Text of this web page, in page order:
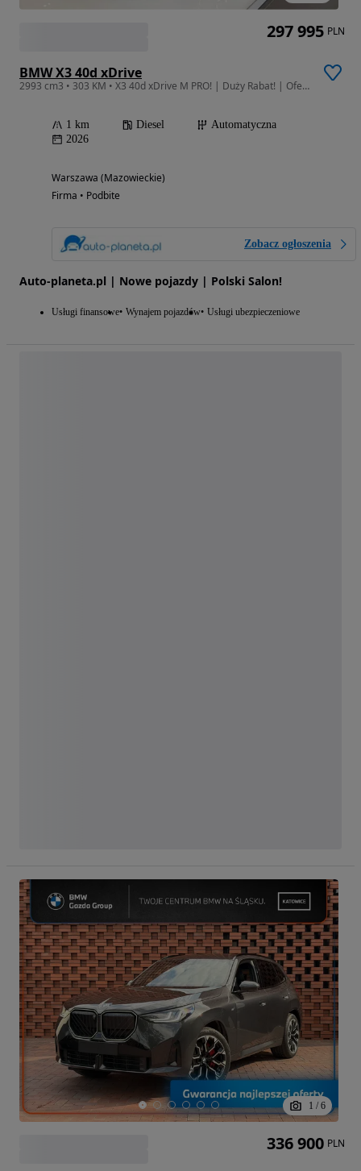
BMW X3 40d xDrive
2993 cm3 • 303 KM • X3 40d xDrive M PRO! | Duży Rabat! | Oferta Specjalna!
1 km Diesel
Automatyczna
2026
Warszawa (Mazowieckie)
Firma • Podbite
Zobacz ogłoszenia
Auto-planeta.pl | Nowe pojazdy | Polski Salon!
Usługi finansowe Wynajem pojazdów Usługi ubezpieczeniowe
297 995 PLN
1 / 6
336 900 PLN